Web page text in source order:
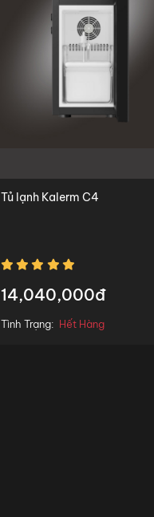
Tủ lạnh Kalerm C4
14,040,000đ
Tình Trạng: Hết Hàng